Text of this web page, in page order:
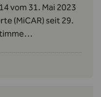
vom 31. Mai 2023
(MiCAR) seit 29.